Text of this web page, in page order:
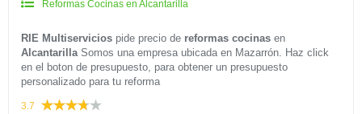
Reformas Cocinas en Alcantarilla
RIE Multiservicios pide precio de reformas cocinas en
AlcantarillaSomos una empresa ubicada en Mazarrón. Haz click
en el boton de presupuesto, para obtener un presupuesto
personalizado para tu reforma
3.7